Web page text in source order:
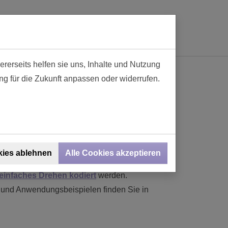
Drehen kodiertwerden.
Anwendungsbeispielen finden Sie in
helfen sie uns, Inhalte und Nutzung
für die Zukunft anpassen oder widerrufen.
ablehnen Alle Cookies akzeptieren